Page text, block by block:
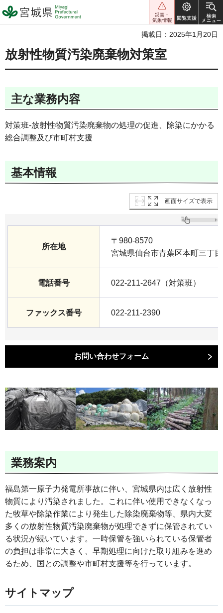
宮城県 Miyagi Prefectural
Government
掲載日：2025年1月20日
放射性物質汚染廃棄物対策室
主な業務内容
対策班-放射性物質汚染廃棄物の処理の促進、除染にかかる
総合調整及び市町村支援
基本情報
画面サイズで表示
所在地
〒980-8570
宮城県仙台市青葉区本町三丁
電話番号 022-211-2647（対策班）
ファックス番号 022-211-2390
業務案内
福島第一原子力発電所事故に伴い、宮城県内は広く放射性
物質により汚染されました。これに伴い使用できなくなっ
た牧草や除染作業により発生した除染廃棄物等、県内大変
多くの放射性物質汚染廃棄物が処理できずに保管されてい
る状況が続いています。一時保管を強いられている保管者
の負担は非常に大きく、早期処理に向けた取り組みを進め
るため、国との調整や市町村支援等を行っています。
サイトマップ